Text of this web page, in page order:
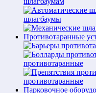
шлагбаумы
Противотаранные
противотаранные
противотаранные
Парковочное